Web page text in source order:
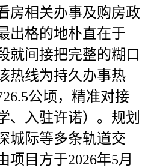
房相关办事及购房政
出格的地朴直在于
间接把完整的糊口
热线为持久办事热
公顷，精准对接
、入驻许诺）。规划
城际等多条轨道交
项目方于2026年5月